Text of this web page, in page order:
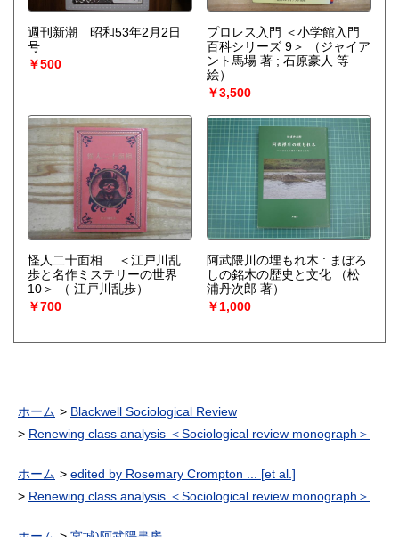
週刊新潮 昭和53年2月2日
号
￥500
プロレス入門 ＜小学館入門
百科シリーズ 9＞
（ジャイア
ント馬場 著 ; 石原豪人 等
絵）
￥3,500
怪人二十面相 ＜江戸川乱
歩と名作ミステリーの世界
10＞
（ 江戸川乱歩）
￥700
阿武隈川の埋もれ木 : まぼろ
しの銘木の歴史と文化
（松
浦丹次郎 著）
￥1,000
ホーム
Blackwell Sociological Review
Renewing class analysis ＜Sociological review monograph＞
ホーム
edited by Rosemary Crompton ... [et al.]
Renewing class analysis ＜Sociological review monograph＞